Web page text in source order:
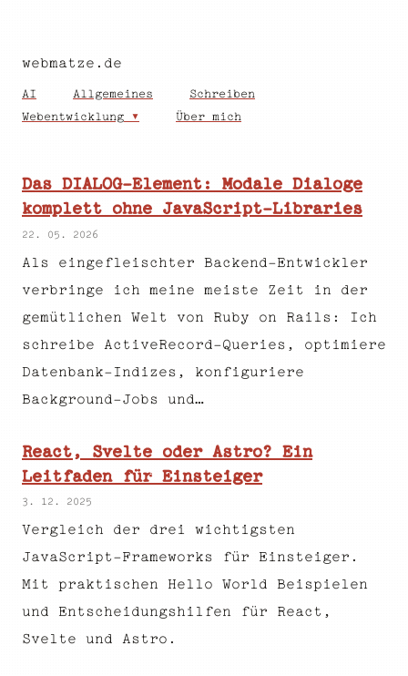
webmatze.de
AI Allgemeines Schreiben
Webentwicklung Über mich
Das DIALOG-Element: Modale Dialoge
komplett ohne JavaScript-Libraries
22. 05. 2026
Als eingefleischter Backend-Entwickler
verbringe ich meine meiste Zeit in der
gemütlichen Welt von Ruby on Rails: Ich
schreibe ActiveRecord-Queries, optimiere
Datenbank-Indizes, konfiguriere
Background-Jobs und…
React, Svelte oder Astro? Ein
Leitfaden für Einsteiger
3. 12. 2025
Vergleich der drei wichtigsten
JavaScript-Frameworks für Einsteiger.
Mit praktischen Hello World Beispielen
und Entscheidungshilfen für React,
Svelte und Astro.